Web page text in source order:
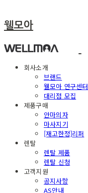
웰모아
회사소개
브랜드
웰모아 연구센터
대리점 모집
제품구매
안마의자
마사지기
[재고한정]리퍼
렌탈
렌탈 제품
렌탈 신청
고객지원
공지사항
AS안내